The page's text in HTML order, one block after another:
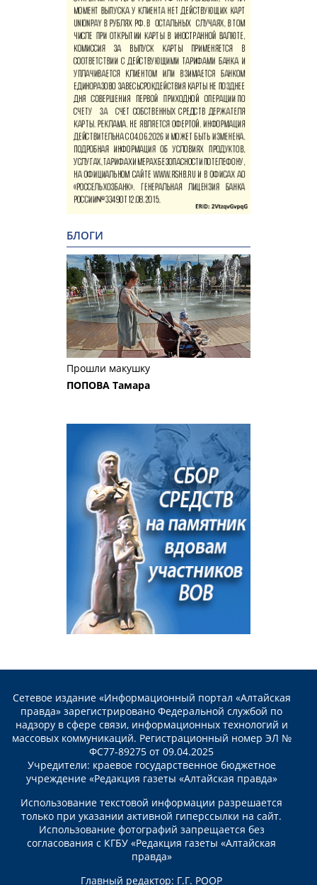
БЛОГИ
Прошли макушку
ПОПОВА Тамара
Сетевое издание «Информационный портал «Алтайская
правда» зарегистрировано Федеральной службой по
надзору в сфере связи, информационных технологий и
массовых коммуникаций. Регистрационный номер ЭЛ №
ФС77-89275 от 09.04.2025
Учредители: краевое государственное бюджетное
учреждение «Редакция газеты «Алтайская правда»
Использование текстовой информации разрешается
только при указании активной гиперссылки на сайт.
Использование фотографий запрещается без
согласования с КГБУ «Редакция газеты «Алтайская
правда»
Главный редактор: Г.Г. РООР